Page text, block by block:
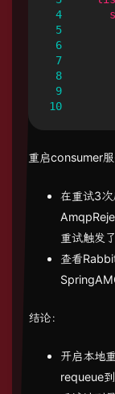
4
5
6
7
8
9
10
重启consumer服
在重试3
重试触发了
查看
结论：
开启本地
requeue